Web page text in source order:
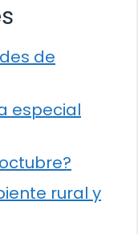
de
especial
rural y